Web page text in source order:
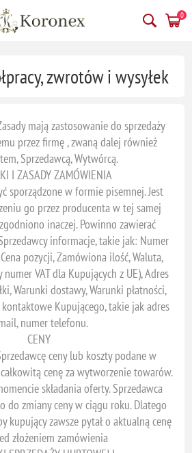
0
zwrotów i wysyłek
mają zastosowanie do sprzedaży
przez firmę , zwaną dalej również
Sprzedawcą, Wytwórcą.
I ZASADY ZAMÓWIENIA
sporządzone w formie pisemnej. Jest
go przez producenta w tej samej
inaczej. Powinno zawierać
informacje, takie jak: Numer
pozycji, Zamówiona ilość, Waluta,
VAT dla Kupujących z UE), Adres
Warunki dostawy, Warunki płatności,
kontaktowe Kupującego, takie jak adres
numer telefonu.
CENY
ceny lub koszty podane w
cenę za wytworzenie towarów.
składania oferty. Sprzedawca
do zmiany ceny w ciągu roku. Dlatego
kupujący zawsze pytał o aktualną cenę
złożeniem zamówienia